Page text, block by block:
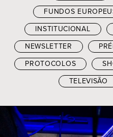
FUNDOS
INSTITUCIONAL
NEWSLETTER
PROTOCOLOS
TELEVISÃO